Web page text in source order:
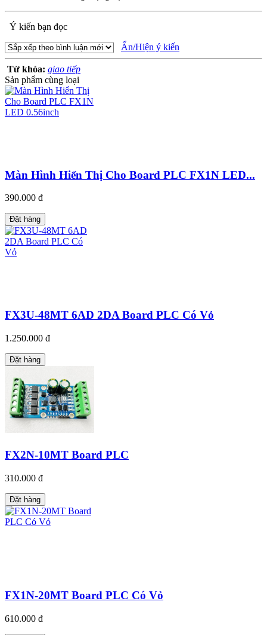
Ý kiến bạn đọc
Ẩn/Hiện ý kiến
Từ khóa: giao tiếp
Sản phẩm cùng loại
Màn Hình Hiển Thị Cho Board PLC FX1N LED...
390.000 đ
Đặt hàng
FX3U-48MT 6AD 2DA Board PLC Có Vỏ
1.250.000 đ
Đặt hàng
FX2N-10MT Board PLC
310.000 đ
Đặt hàng
FX1N-20MT Board PLC Có Vỏ
610.000 đ